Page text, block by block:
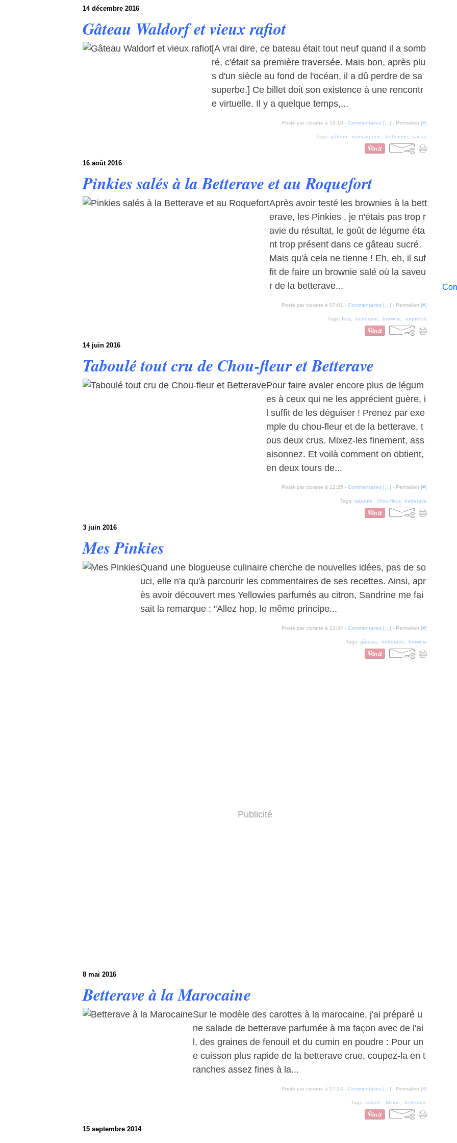
14 décembre 2016
Gâteau Waldorf et vieux rafiot
[A vrai dire, ce bateau était tout neuf quand il a somb
ré, c'était sa première traversée. Mais bon, après plu
s d'un siècle au fond de l'océan, il a dû perdre de sa
superbe.] Ce billet doit son existence à une rencontr
e virtuelle. Il y a quelque temps,...
Posté par ciorane à 18:18 - Commentaires [ ] - Permalien [#]
Tags: gâteau mascarpone betterave cacao
16 août 2016
Pinkies salés à la Betterave et au Roquefort
Après avoir testé les brownies à la bett
erave, les Pinkies , je n'étais pas trop r
avie du résultat, le goût de légume éta
nt trop présent dans ce gâteau sucré.
Mais qu'à cela ne tienne ! Eh, eh, il suf
fit de faire un brownie salé où la saveu
r de la betterave...
Posté par ciorane à 07:01 - Commentaires [ ] - Permalien [#]
Tags: feta betterave brownie roquefort
14 juin 2016
Taboulé tout cru de Chou-fleur et Betterave
Pour faire avaler encore plus de légum
es à ceux qui ne les apprécient guère, i
l suffit de les déguiser ! Prenez par exe
mple du chou-fleur et de la betterave, t
ous deux crus. Mixez-les finement, ass
aisonnez. Et voilà comment on obtient,
en deux tours de...
Posté par ciorane à 12:25 - Commentaires [ ] - Permalien [#]
Tags: taboulé chou-fleur, betterave
3 juin 2016
Mes Pinkies
Quand une blogueuse culinaire cherche de nouvelles idées, pas de so
uci, elle n'a qu'à parcourir les commentaires de ses recettes. Ainsi, apr
ès avoir découvert mes Yellowies parfumés au citron, Sandrine me fai
sait la remarque : "Allez hop, le même principe...
Posté par ciorane à 13:34 - Commentaires [ ] - Permalien [#]
Tags: gâteau betterave brownie
Publicité
8 mai 2016
Betterave à la Marocaine
Sur le modèle des carottes à la marocaine, j'ai préparé u
ne salade de betterave parfumée à ma façon avec de l'ai
l, des graines de fenouil et du cumin en poudre : Pour un
e cuisson plus rapide de la betterave crue, coupez-la en t
ranches assez fines à la...
Posté par ciorane à 17:14 - Commentaires [ ] - Permalien [#]
Tags: salade Maroc betterave
15 septembre 2014